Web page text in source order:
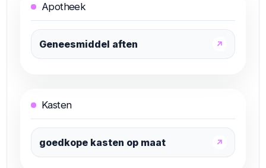
Apotheek
Geneesmiddel aften ↗
Kasten
goedkope kasten op maat ↗